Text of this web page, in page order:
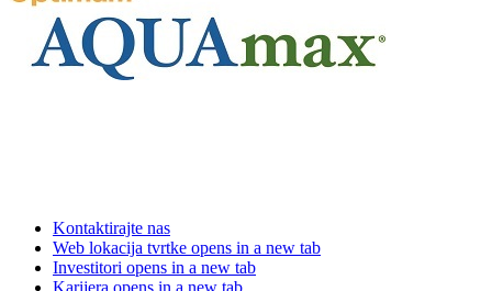
Kontaktirajte nas
Web lokacija tvrtke opens in a new tab
Investitori opens in a new tab
Karijera opens in a new tab